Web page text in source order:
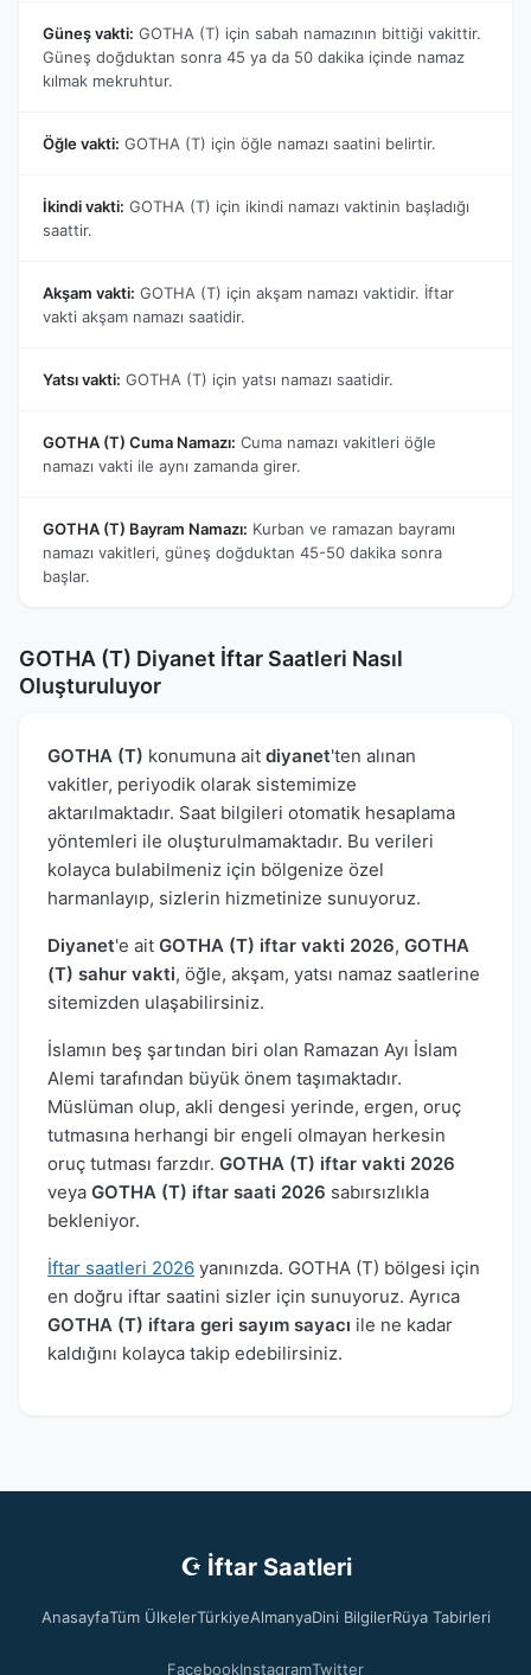
Güneş vakti: GOTHA (T) için sabah namazının bittiği vakittir.
Güneş doğduktan sonra 45 ya da 50 dakika içinde namaz
kılmak mekruhtur.
Öğle vakti: GOTHA (T) için öğle namazı saatini belirtir.
İkindi vakti: GOTHA (T) için ikindi namazı vaktinin başladığı
saattir.
Akşam vakti: GOTHA (T) için akşam namazı vaktidir. İftar
vakti akşam namazı saatidir.
Yatsı vakti: GOTHA (T) için yatsı namazı saatidir.
GOTHA (T) Cuma Namazı: Cuma namazı vakitleri öğle
namazı vakti ile aynı zamanda girer.
GOTHA (T) Bayram Namazı: Kurban ve ramazan bayramı
namazı vakitleri, güneş doğduktan 45-50 dakika sonra
başlar.
GOTHA (T) Diyanet İftar Saatleri Nasıl
Oluşturuluyor
GOTHA (T) konumuna ait diyanet'ten alınan
vakitler, periyodik olarak sistemimize
aktarılmaktadır. Saat bilgileri otomatik hesaplama
yöntemleri ile oluşturulmamaktadır. Bu verileri
kolayca bulabilmeniz için bölgenize özel
harmanlayıp, sizlerin hizmetinize sunuyoruz.
Diyanet'e ait GOTHA (T) iftar vakti 2026, GOTHA
(T) sahur vakti, öğle, akşam, yatsı namaz saatlerine
sitemizden ulaşabilirsiniz.
İslamın beş şartından biri olan Ramazan Ayı İslam
Alemi tarafından büyük önem taşımaktadır.
Müslüman olup, akli dengesi yerinde, ergen, oruç
tutmasına herhangi bir engeli olmayan herkesin
oruç tutması farzdır. GOTHA (T) iftar vakti 2026
veya GOTHA (T) iftar saati 2026 sabırsızlıkla
bekleniyor.
İftar saatleri 2026 yanınızda. GOTHA (T) bölgesi için
en doğru iftar saatini sizler için sunuyoruz. Ayrıca
GOTHA (T) iftara geri sayım sayacı ile ne kadar
kaldığını kolayca takip edebilirsiniz.
☪ İftar Saatleri
AnasayfaTüm ÜlkelerTürkiyeAlmanyaDini BilgilerRüya Tabirleri
FacebookInstagramTwitter